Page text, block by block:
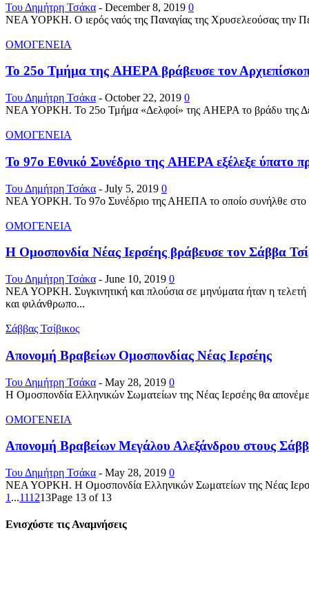
Του Δημήτρη Τσάκα - December 8, 2019 0
ΝΕΑ ΥΟΡΚΗ. Ο ιερός ναός της Παναγίας της Χρυσελεούσας την
ΟΜΟΓΕΝΕΙΑ
Το 25ο Τμήμα της AHEPA βράβευσε τον
Του Δημήτρη Τσάκα - October 22, 2019 0
ΝΕΑ ΥΟΡΚΗ. Το 25ο Τμήμα «Δελφοί» της AHEPA το βράδυ της
ΟΜΟΓΕΝΕΙΑ
To 97ο Εθνικό Συνέδριο της AHEPA εξέλεξε ύπατο
Του Δημήτρη Τσάκα - July 5, 2019 0
ΝΕΑ ΥΟΡΚΗ. Το 97ο Συνέδριο της ΑΗΕΠΑ το οποίο συνήλθε στο
ΟΜΟΓΕΝΕΙΑ
Η Ομοσπονδία Νέας Ιερσέης βράβευσε τον Σάββα
Του Δημήτρη Τσάκα - June 10, 2019 0
ΝΕΑ ΥΟΡΚΗ. Συγκινητική και πλούσια σε μηνύματα ήταν η
και φιλάνθρωπο...
Σάββας Τσίβικος
Απονομή Βραβείων Ομοσπονδίας Νέας Ιερσέης
Του Δημήτρη Τσάκα - May 28, 2019 0
H Ομοσπονδία Ελληνικών Σωματείων της Νέας Ιερσέης θα
ΟΜΟΓΕΝΕΙΑ
Απονομή Βραβείων Μεγάλου Αλεξάνδρου στους
Του Δημήτρη Τσάκα - May 28, 2019 0
ΝΕΑ ΥΟΡΚΗ. H Ομοσπονδία Ελληνικών Σωματείων της Νέας
1 ...111213Page 13 of 13
Ενισχύστε τις Αναμνήσεις